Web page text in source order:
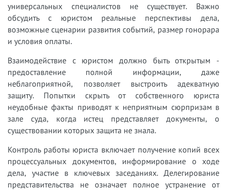
универсальных специалистов не существует. Важно
обсудить с юристом реальные перспективы дела,
возможные сценарии развития событий, размер гонорара
и условия оплаты.
Взаимодействие с юристом должно быть открытым -
предоставление полной информации, даже
неблагоприятной, позволяет выстроить адекватную
защиту. Попытки скрыть от собственного юриста
неудобные факты приводят к неприятным сюрпризам в
зале суда, когда истец представляет документы, о
существовании которых защита не знала.
Контроль работы юриста включает получение копий всех
процессуальных документов, информирование о ходе
дела, участие в ключевых заседаниях. Делегирование
представительства не означает полное устранение от